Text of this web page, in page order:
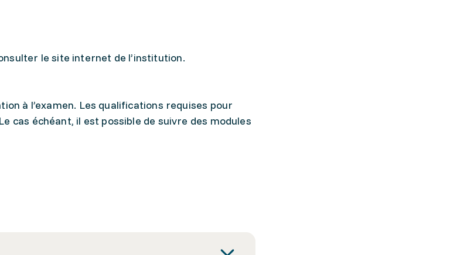
le site internet de l’institution.
à l’examen. Les qualifications requises pour
cas échéant, il est possible de suivre des modules